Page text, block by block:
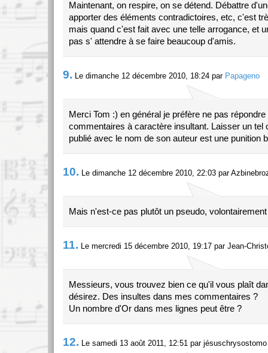
Maintenant, on respire, on se détend. Débattre
apporter des éléments contradictoires, etc, c'est
mais quand c'est fait avec une telle arrogance, et
pas s' attendre à se faire beaucoup d'amis.
9. Le dimanche 12 décembre 2010, 18:24 par Papageno
Merci Tom :) en général je préfère ne pas répondre
commentaires à caractère insultant. Laisser un tel
publié avec le nom de son auteur est une punition
10. Le dimanche 12 décembre 2010, 22:03 par
Mais n'est-ce pas plutôt un pseudo,
11. Le mercredi 15 décembre 2010, 19:17 par Jean-
Messieurs, vous trouvez bien ce qu'il vous plaît
désirez. Des insultes dans mes commentaires ?
Un nombre d'Or dans mes lignes peut être ?
12. Le samedi 13 août 2011, 12:51 par jésuschrysostomo